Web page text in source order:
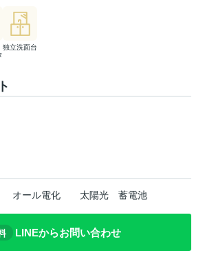
独立洗面台
オール電化 太陽光 蓄電池
LINEからお問い合わせ